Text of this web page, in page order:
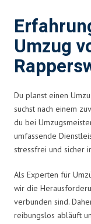
Umzug
Du planst einen
suchst nach einem
du bei
umfassende
stressfrei und sicher
Als Experten für
wir die
verbunden sind.
reibungslos abläuft